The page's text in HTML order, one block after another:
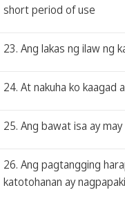
short period of use
23. Ang lakas ng ilaw ng
24. At nakuha ko kaagad
25. Ang bawat isa ay
26. Ang pagtangging
katotohanan ay